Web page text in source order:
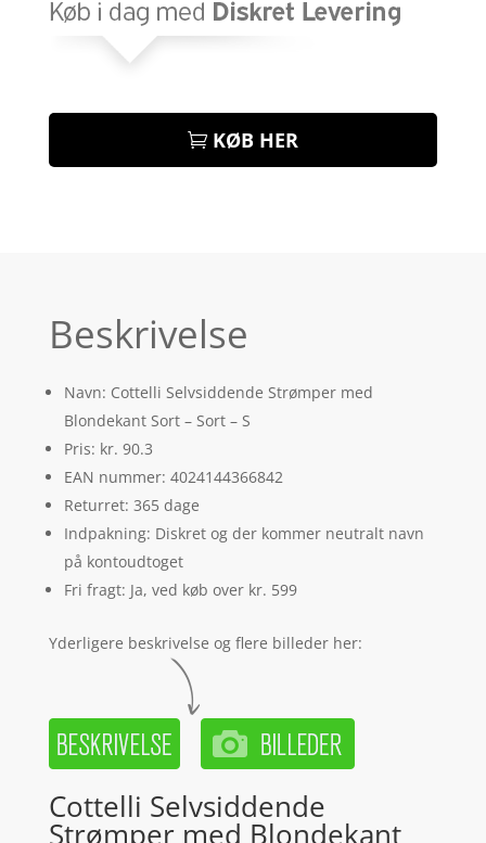
KØB HER
Beskrivelse
Navn: Cottelli Selvsiddende Strømper med
Blondekant Sort – Sort – S
Pris: kr. 90.3
EAN nummer: 4024144366842
Returret: 365 dage
Indpakning: Diskret og der kommer neutralt navn
på kontoudtoget
Fri fragt: Ja, ved køb over kr. 599
Yderligere beskrivelse og flere billeder her:
Cottelli Selvsiddende
Strømper med Blondekant